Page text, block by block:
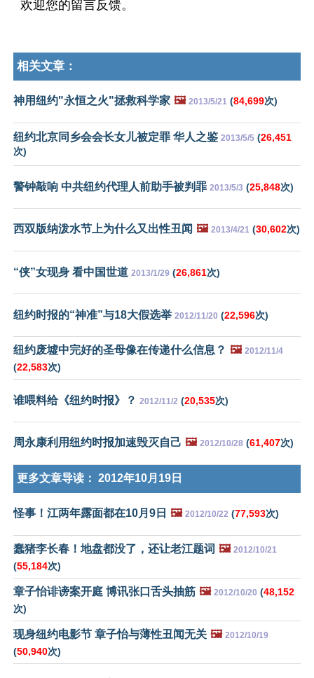
欢迎您的留言反馈。
相关文章：
神用纽约"永恒之火"拯救科学家 🖼️ 2013/5/21 (84,699次)
纽约北京同乡会会长女儿被定罪 华人之鉴 2013/5/5 (26,451
次)
警钟敲响 中共纽约代理人前助手被判罪 2013/5/3 (25,848次)
西双版纳泼水节上为什么又出性丑闻 🖼️ 2013/4/21 (30,602次)
“侠”女现身 看中国世道 2013/1/29 (26,861次)
纽约时报的“神准”与18大假选举 2012/11/20 (22,596次)
纽约废墟中完好的圣母像在传递什么信息？ 🖼️ 2012/11/4
(22,583次)
谁喂料给《纽约时报》？ 2012/11/2 (20,535次)
周永康利用纽约时报加速毁灭自己 🖼️ 2012/10/28 (61,407次)
更多文章导读： 2012年10月19日
怪事！江两年露面都在10月9日 🖼️ 2012/10/22 (77,593次)
蠢猪李长春！地盘都没了，还让老江题词 🖼️ 2012/10/21
(55,184次)
章子怡诽谤案开庭 博讯张口舌头抽筋 🖼️ 2012/10/20 (48,152
次)
现身纽约电影节 章子怡与薄性丑闻无关 🖼️ 2012/10/19
(50,940次)